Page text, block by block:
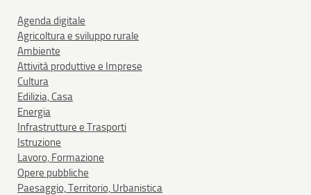
Agenda digitale
Agricoltura e sviluppo rurale
Ambiente
Attività produttive e Imprese
Cultura
Edilizia, Casa
Energia
Infrastrutture e Trasporti
Istruzione
Lavoro, Formazione
Opere pubbliche
Paesaggio, Territorio, Urbanistica